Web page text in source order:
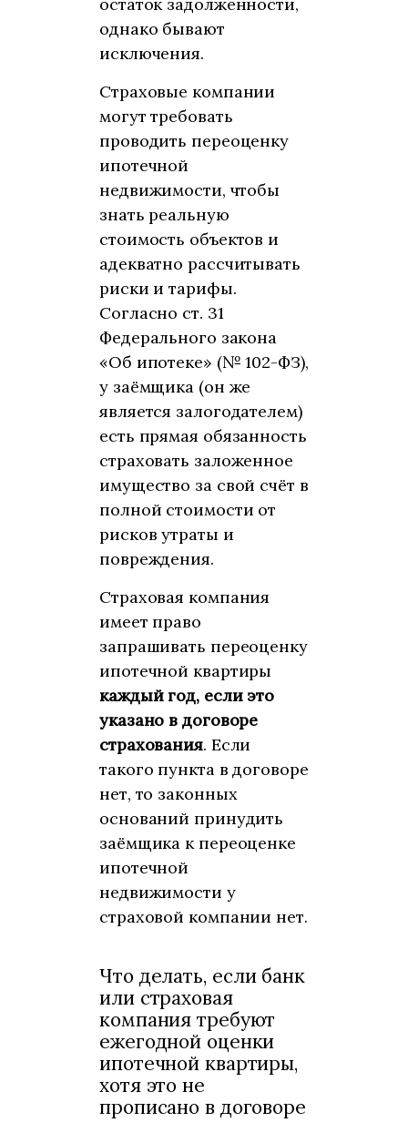
однако бывают
исключения.
Страховые компании
могут требовать
проводить переоценку
ипотечной
недвижимости, чтобы
знать реальную
стоимость объектов и
адекватно рассчитывать
риски и тарифы.
Согласно ст. 31
Федерального закона
«Об ипотеке» (№ 102-ФЗ),
у заёмщика (он же
является залогодателем)
есть прямая обязанность
страховать заложенное
имущество за свой счёт в
полной стоимости от
рисков утраты и
повреждения.
Страховая компания
имеет право
запрашивать переоценку
ипотечной квартиры
каждый год, если это
указано в договоре
страхования. Если
такого пункта в договоре
нет, то законных
оснований принудить
заёмщика к переоценке
ипотечной
недвижимости у
страховой компании нет.
Что делать, если банк
или страховая
компания требуют
ежегодной оценки
ипотечной квартиры,
хотя это не
прописано в договоре